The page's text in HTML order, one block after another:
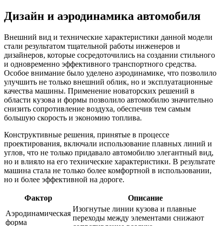
Дизайн и аэродинамика автомобиля
Внешний вид и технические характеристики данной модели
стали результатом тщательной работы инженеров и
дизайнеров, которые сосредоточились на создании стильного
и одновременно эффективного транспортного средства.
Особое внимание было уделено аэродинамике, что позволило
улучшить не только внешний облик, но и эксплуатационные
качества машины. Применение новаторских решений в
области кузова и формы позволило автомобилю значительно
снизить сопротивление воздуха, обеспечив тем самым
большую скорость и экономию топлива.
Конструктивные решения, принятые в процессе
проектирования, включали использование плавных линий и
углов, что не только придавало автомобилю элегантный вид,
но и влияло на его технические характеристики. В результате
машина стала не только более комфортной в использовании,
но и более эффективной на дороге.
Фактор
Описание
Аэродинамическая
форма
Изогнутые линии кузова и плавные
переходы между элементами снижают